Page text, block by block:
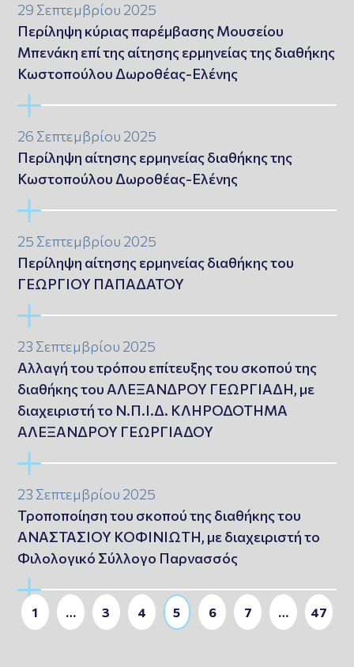
29 Σεπτεμβρίου 2025
Περίληψη κύριας παρέμβασης Μουσείου
Μπενάκη επί της αίτησης ερμηνείας της διαθήκης
Κωστοπούλου Δωροθέας-Ελένης
26 Σεπτεμβρίου 2025
Περίληψη αίτησης ερμηνείας διαθήκης της
Κωστοπούλου Δωροθέας-Ελένης
25 Σεπτεμβρίου 2025
Περίληψη αίτησης ερμηνείας διαθήκης του
ΓΕΩΡΓΙΟΥ ΠΑΠΑΔΑΤΟΥ
23 Σεπτεμβρίου 2025
Αλλαγή του τρόπου επίτευξης του σκοπού της
διαθήκης του ΑΛΕΞΑΝΔΡΟΥ ΓΕΩΡΓΙΑΔΗ, με
διαχειριστή το Ν.Π.Ι.Δ. ΚΛΗΡΟΔΟΤΗΜΑ
ΑΛΕΞΑΝΔΡΟΥ ΓΕΩΡΓΙΑΔΟΥ
23 Σεπτεμβρίου 2025
Τροποποίηση του σκοπού της διαθήκης του
ΑΝΑΣΤΑΣΙΟΥ ΚΟΦΙΝΙΩΤΗ, με διαχειριστή το
Φιλολογικό Σύλλογο Παρνασσός
1 … 3 4 5 6 7 … 47